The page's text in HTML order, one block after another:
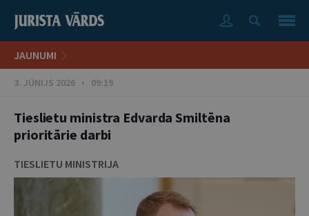
JAUNUMI
3. JŪNIJS 2026 • 09:19
Tieslietu ministra Edvarda Smiltēna
prioritārie darbi
TIESLIETU MINISTRIJA